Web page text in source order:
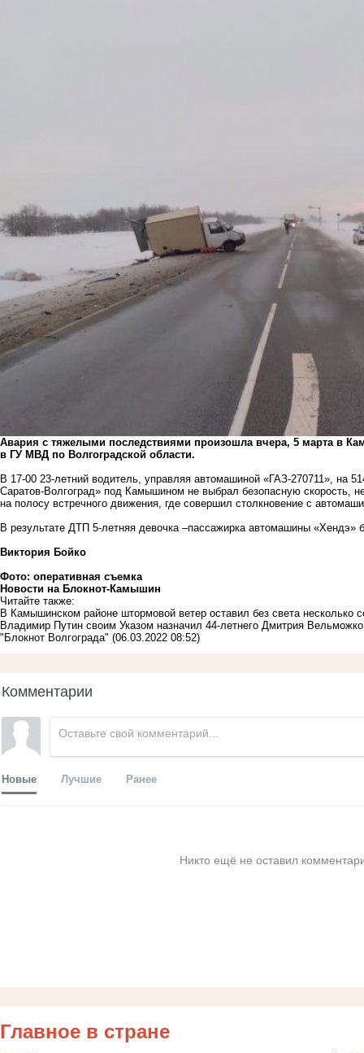
Авария с тяжелыми последствиями произошла вчера, 5 марта в
в ГУ МВД по Волгоградской области.
В 17-00 23-летний водитель, управляя автомашиной «ГАЗ-270711», на
Саратов-Волгоград» под Камышином не выбрал безопасную скорость,
на полосу встречного движения, где совершил столкновение с
В результате ДТП 5-летняя девочка –пассажирка автомашины «Хендэ»
Виктория Бойко
Фото: оперативная съемка
Новости на Блoкнoт-Камышин
Читайте также:
В Камышинском районе штормовой ветер оставил без света несколько
Владимир Путин своим Указом назначил 44-летнего Дмитрия
"Блокнот Волгограда" (06.03.2022 08:52)
Комментарии
Новые Лучшие Ранее
Никто ещё не оставил
Главное в стране